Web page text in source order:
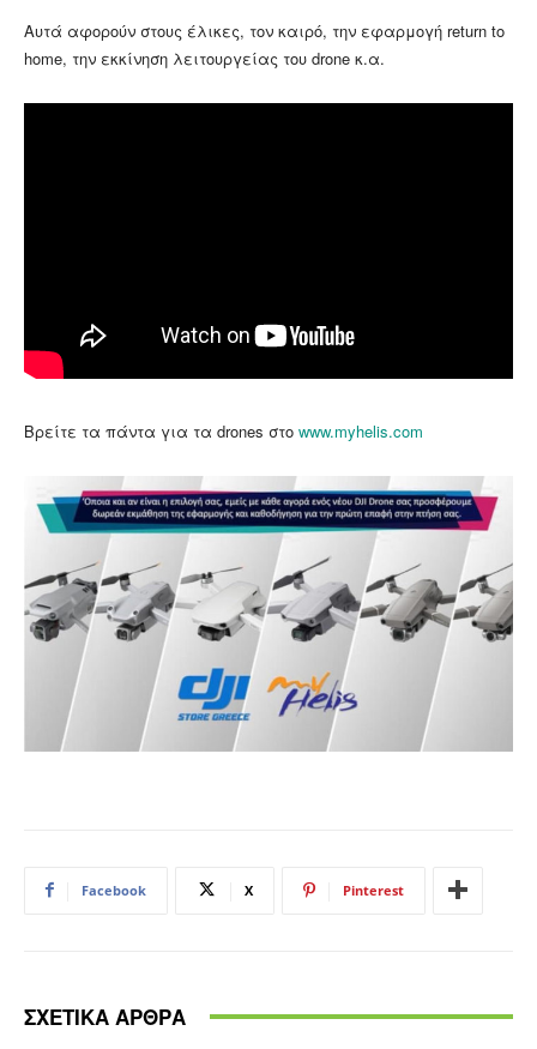
Αυτά αφορούν στους έλικες, τον καιρό, την εφαρμογή return to
home, την εκκίνηση λειτουργείας του drone κ.α.
Βρείτε τα πάντα για τα drones στο www.myhelis.com
Facebook X Pinterest
ΣΧΕΤΙΚΑ ΑΡΘΡΑ